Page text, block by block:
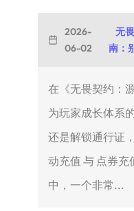
2026-
06-02
无
南：
在《无畏契约：
为玩家成长体系
还是解锁通行证
动充值 与 点券充
中，一个非常...